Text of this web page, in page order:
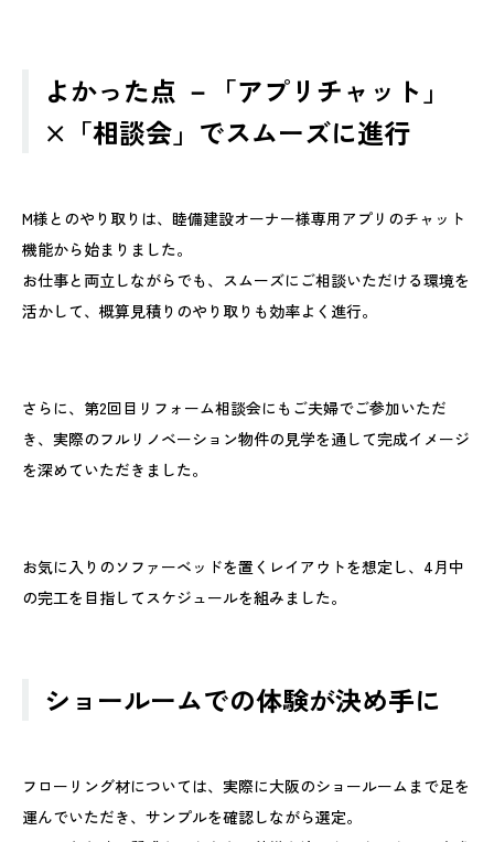
よかった点 －「アプリチャット」
×「相談会」でスムーズに進行
M様とのやり取りは、睦備建設オーナー様専用アプリのチャット
機能から始まりました。
お仕事と両立しながらでも、スムーズにご相談いただける環境を
活かして、概算見積りのやり取りも効率よく進行。
さらに、第2回目リフォーム相談会にもご夫婦でご参加いただ
き、実際のフルリノベーション物件の見学を通して完成イメージ
を深めていただきました。
お気に入りのソファーベッドを置くレイアウトを想定し、4月中
の完工を目指してスケジュールを組みました。
ショールームでの体験が決め手に
フローリング材については、実際に大阪のショールームまで足を
運んでいただき、サンプルを確認しながら選定。